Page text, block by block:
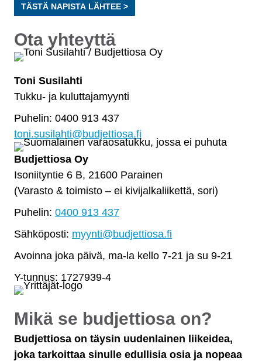
TÄSTÄ NAPISTA LÄHTEE >
Ota yhteyttä
Toni Susilahti
Tukku- ja kuluttajamyynti
Puhelin: 0400 913 437
toni.susilahti@budjettiosa.fi
Budjettiosa Oy
Isoniityntie 6 B, 21600 Parainen
(Varasto & toimisto – ei kivijalkaliikettä, sori)
Puhelin: 0400 913 437
Sähköposti: myynti@budjettiosa.fi
Avoinna joka päivä, ma-la kello 7-21 ja su 9-21
Y-tunnus: 1727939-4
Mikä se budjettiosa on?
Budjettiosa on täysin uudenlainen liikeidea,
joka tarkoittaa sinulle edullisia osia ja nopeaa